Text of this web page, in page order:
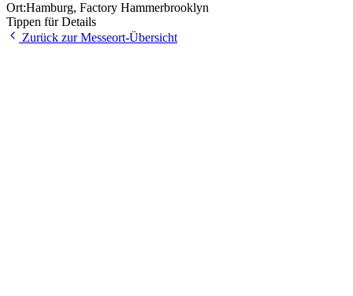
Ort:Hamburg, Factory Hammerbrooklyn
Tippen für Details
Zurück zur Messeort-Übersicht